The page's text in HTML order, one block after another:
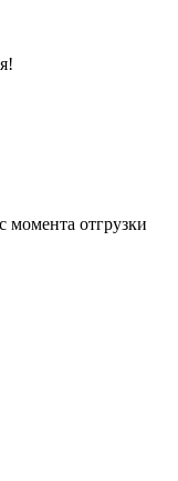
момента отгрузки